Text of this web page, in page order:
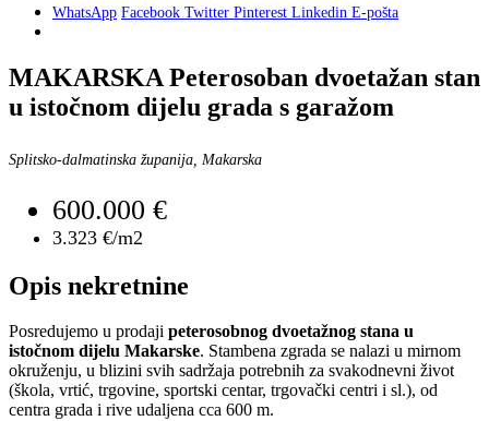
WhatsApp Facebook Twitter Pinterest Linkedin E-pošta
MAKARSKA Peterosoban dvoetažan stan
u istočnom dijelu grada s garažom
Splitsko-dalmatinska županija, Makarska
600.000 €
3.323 €/m2
Opis nekretnine
Posredujemo u prodaji peterosobnog dvoetažnog stana u
istočnom dijelu Makarske. Stambena zgrada se nalazi u mirnom
okruženju, u blizini svih sadržaja potrebnih za svakodnevni život
(škola, vrtić, trgovine, sportski centar, trgovački centri i sl.), od
centra grada i rive udaljena cca 600 m.